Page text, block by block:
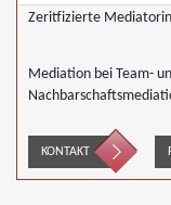
Zeritfizierte Mediatorin
Mediation bei Team-
KONTAKT